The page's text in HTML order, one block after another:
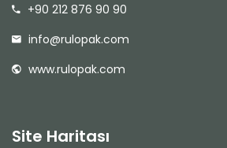
+90 212 876 90 90
info@rulopak.com
www.rulopak.com
Site Haritası